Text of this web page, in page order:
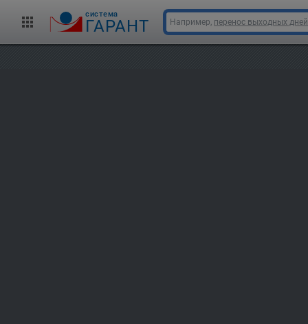
cистема
ГАРАНТ Например, перенос выходных дней